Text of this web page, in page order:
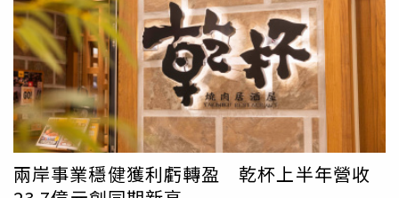
對方撈出不愛吃的食材，貼心舉動讓身邊好友印象深刻。然
而，這段曾令外界稱羨的豪門婚姻最終仍劃下句點。稍早有
媒體報導，兩人早已低調離婚，並引述身邊人士說法，指婚
變疑與小刀多年來「沒有特別作為」有關，但相關說法未獲
當事人證實。對此，小刀與林文晴僅透過共同聲明表示，彼
此已分開一段時間，未來仍會攜手陪伴孩子成長，也感謝各
界一路以來的關心，並強調不會再對離婚一事做進一步回
應，為這段長達14年的婚姻正式畫下句點。
基屋管、趙姬投資、寄居蟹管理顧問公司近日爆發公司債兌
付危機，投資人受害金額從數十萬元到破千萬，為此成立自
救會。李建成分批接觸投資人，提出方案是兆基未上市股票
抵債，股票每股以70元計算，投資人取得股票後，原有公司
債債權將視為清償；李建成還要求投資人拋棄民事求償、不
向行政機關檢舉、刑事程序中支持相關人員從輕量刑或宣告
緩刑。投資人不滿，兆基股票並非上市櫃股票，不具有公開
市場的價格與流通管道，每股70元的定價依據、股票能否變
現是未知數，不少人繼續觀望或拒簽協議。北檢對此證實，
兩岸事業穩健獲利虧轉盈 乾杯上半年營收